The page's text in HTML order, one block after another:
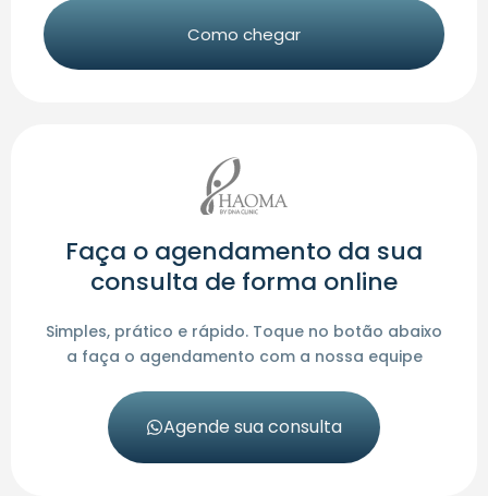
Como chegar
Faça o agendamento da sua
consulta de forma online
Simples, prático e rápido. Toque no botão abaixo
a faça o agendamento com a nossa equipe
Agende sua consulta